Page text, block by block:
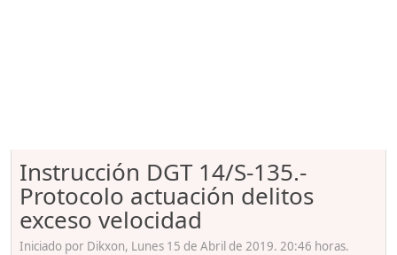
Instrucción DGT 14/S-135.-
Protocolo actuación delitos
exceso velocidad
Iniciado por Dikxon, Lunes 15 de Abril de 2019. 20:46 horas.